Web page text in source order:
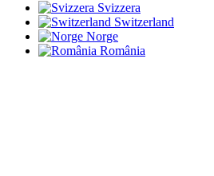
Svizzera
Switzerland
Norge
România